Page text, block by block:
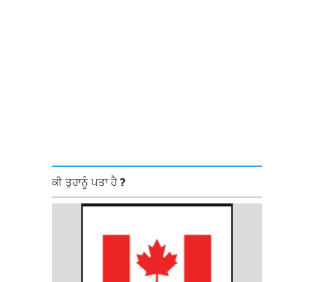
ਕੀ ਤੁਹਾਨੂੰ ਪਤਾ ਹੈ ?